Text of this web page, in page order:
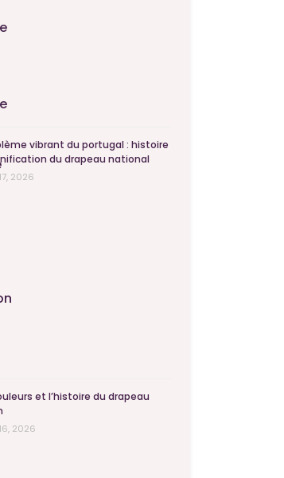
vibrant du portugal : histoire
du drapeau national
2026
et l’histoire du drapeau
2026